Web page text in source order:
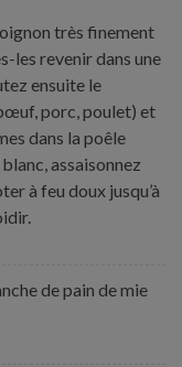
très finement
les revenir dans une
ensuite le
porc, poulet) et
dans la poêle
assaisonnez
à feu doux jusqu’à
de pain de mie